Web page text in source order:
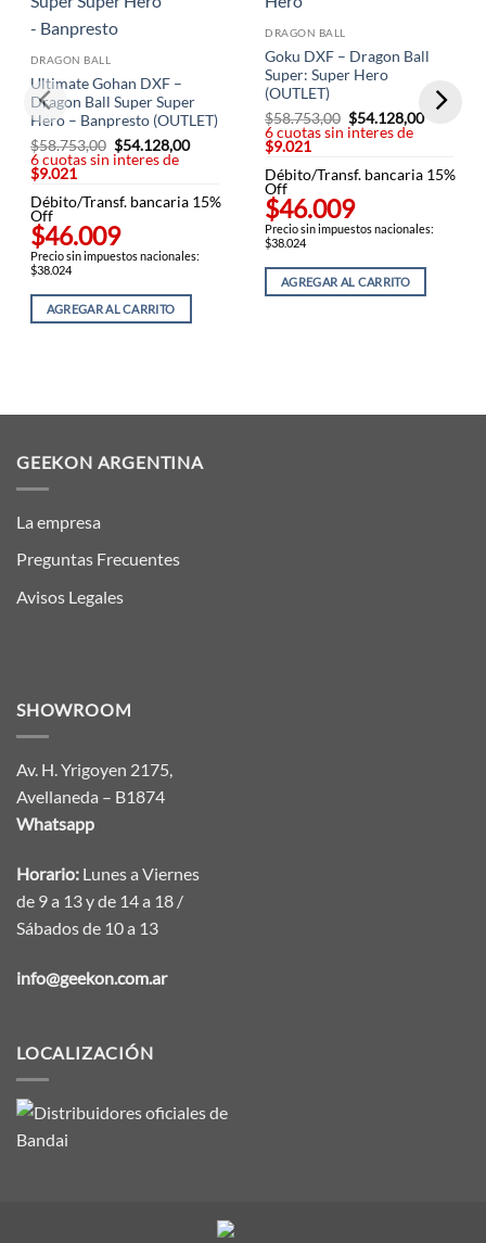
DRAGON BALL
Ultimate Gohan DXF –
Dragon Ball Super Super
Hero – Banpresto (OUTLET)
$58.753,00 El
precio
$58.753,00.
$54.128,00El
$54.128,00.
6 cuotas sin interes de
$9.021
Débito/Transf. bancaria 15%
Off
$46.009
Precio sin impuestos nacionales:
$38.024
AGREGAR AL CARRITO
DRAGON BALL
Goku DXF – Dragon Ball
Super: Super Hero
(OUTLET)
$58.753,00 El
precio
$58.753,00.
$54.128,00El
6 cuotas sin interes de
$9.021
Débito/Transf. bancaria 15%
Off
$46.009
Precio sin impuestos nacionales:
$38.024
AGREGAR AL CARRITO
GEEKON ARGENTINA
La empresa
Preguntas Frecuentes
Avisos Legales
SHOWROOM
Av. H. Yrigoyen 2175,
Avellaneda – B1874
Whatsapp
Horario: Lunes a Viernes
de 9 a 13 y de 14 a 18 /
Sábados de 10 a 13
info@geekon.com.ar
LOCALIZACIÓN